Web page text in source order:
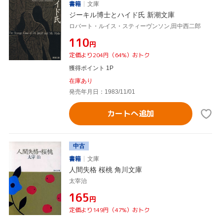
書籍
文庫
ジーキル博士とハイド氏 新潮文庫
ロバート・ルイス・スティーヴンソン,田中西二郎
¥110円
定価より204円（64%）おトク
獲得ポイント 1P
在庫あり
発売年月日：1983/11/01
カートへ追加
中古
書籍
文庫
人間失格 桜桃 角川文庫
太宰治
¥165円
定価より149円（47%）おトク